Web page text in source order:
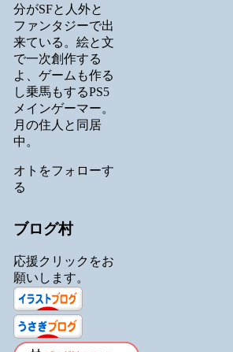
分がSFと人外と
ファンタジーで出
来ている。絵と文
で一次創作する
よ、ゲームも作る
し乗馬もするPS5
メインゲーマー。
月の住人と同居
中。
オトをフォローす
る
ブログ村
応援クリックをお
願いします。